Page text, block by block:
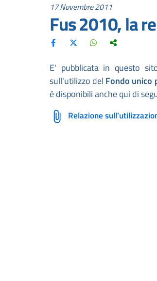
17 Novembre 2011
Fus 2010, la
E' pubblicata in questo
sull'utilizzo del Fondo unico
è disponibili anche qui di
Relazione